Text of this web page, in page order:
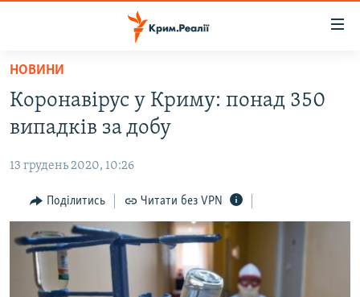
Перейти
основного
матеріалу
до
навігації
Перейти
до
пошуку
ВОДА.КРИМ
ПОЛІТИКА
БЛОГИ
ПОГЛЯД
ІНТЕРВ'Ю
ВСЕ ЗА ДЕНЬ
НОВИНИ
Коронавірус у Криму: понад 350
випадків за добу
13 грудень 2020, 10:26
Поділитись Читати без VPN